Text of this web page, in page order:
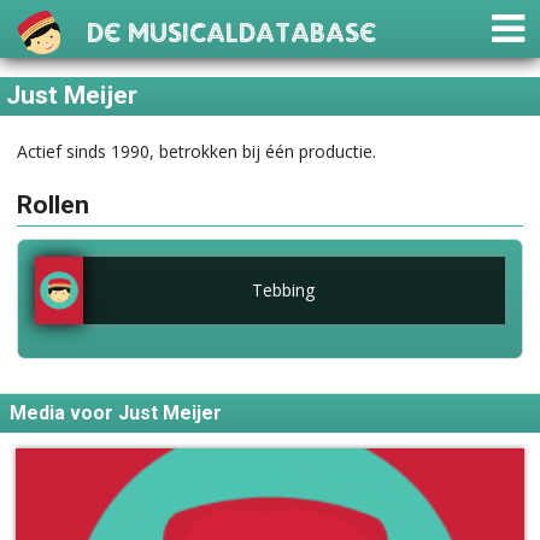
De Musicaldatabase
Just Meijer
Actief sinds 1990, betrokken bij één productie.
Rollen
Tebbing
Media voor Just Meijer